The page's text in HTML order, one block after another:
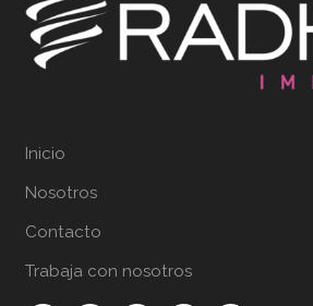
Inicio
Nosotros
Contacto
Trabaja con nosotros